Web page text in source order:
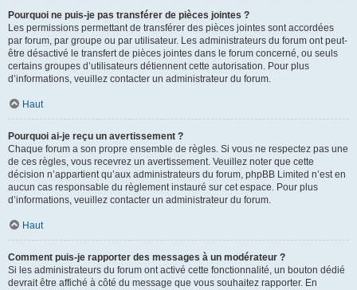
Pourquoi ne puis-je pas transférer de pièces jointes ?
Les permissions permettant de transférer des pièces jointes sont accordées
par forum, par groupe ou par utilisateur. Les administrateurs du forum ont peut-
être désactivé le transfert de pièces jointes dans le forum concerné, ou seuls
certains groupes d’utilisateurs détiennent cette autorisation. Pour plus
d’informations, veuillez contacter un administrateur du forum.
Haut
Pourquoi ai-je reçu un avertissement ?
Chaque forum a son propre ensemble de règles. Si vous ne respectez pas une
de ces règles, vous recevrez un avertissement. Veuillez noter que cette
décision n’appartient qu’aux administrateurs du forum, phpBB Limited n’est en
aucun cas responsable du règlement instauré sur cet espace. Pour plus
d’informations, veuillez contacter un administrateur du forum.
Haut
Comment puis-je rapporter des messages à un modérateur ?
Si les administrateurs du forum ont activé cette fonctionnalité, un bouton dédié
devrait être affiché à côté du message que vous souhaitez rapporter. En